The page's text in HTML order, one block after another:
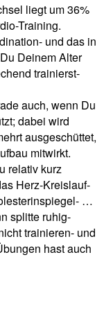
liegt um 36%
Training.
und das in
Deinem Alter
trainierst-
auch, wenn Du
dabei wird
ausgeschüttet,
mitwirkt.
relativ kurz
Herz-Kreislauf-
…
splitte ruhig-
trainieren- und
hast auch